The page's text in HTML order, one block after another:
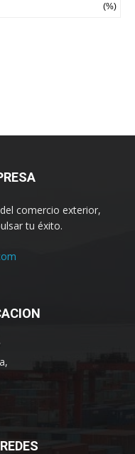
comercio exterior,
tu éxito.